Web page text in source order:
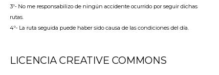
3º- No me responsabilizo de ningún accidente ocurrido por seguir dichas
rutas.
4º- La ruta seguida puede haber sido causa de las condiciones del día.
LICENCIA CREATIVE COMMONS